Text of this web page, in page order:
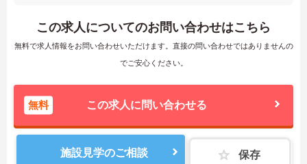
この求人についてのお問い合わせはこちら
無料で求人情報をお問い合わせいただけます。直接の問い合わせではありませんの
でご安心ください。
無料 この求人に問い合わせる
施設見学のご相談 保存